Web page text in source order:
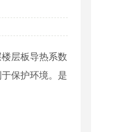
层板导热系数
保护环境。是